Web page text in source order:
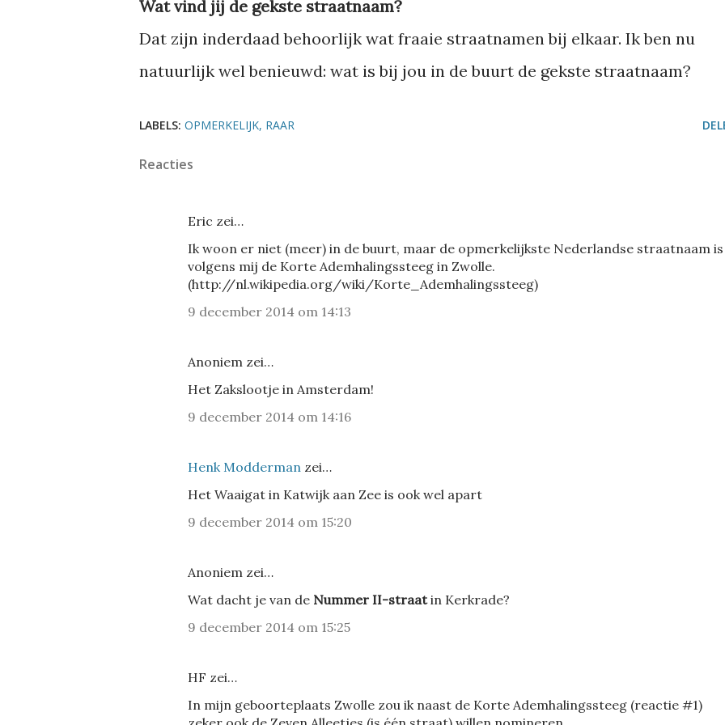
Wat vind jij de gekste straatnaam?
Dat zijn inderdaad behoorlijk wat fraaie straatnamen bij elkaar. Ik ben nu
natuurlijk wel benieuwd: wat is bij jou in de buurt de gekste straatnaam?
LABELS: OPMERKELIJK RAAR
Reacties
Eric zei…
Ik woon er niet (meer) in de buurt, maar de opmerkelijkste Nederlandse straatnaam is
volgens mij de Korte Ademhalingssteeg in Zwolle.
(http://nl.wikipedia.org/wiki/Korte_Ademhalingssteeg)
9 december 2014 om 14:13
Anoniem zei…
Het Zakslootje in Amsterdam!
9 december 2014 om 14:16
Henk Modderman zei…
Het Waaigat in Katwijk aan Zee is ook wel apart
9 december 2014 om 15:20
Anoniem zei…
Wat dacht je van de Nummer II-straatin Kerkrade?
9 december 2014 om 15:25
HF zei…
In mijn geboorteplaats Zwolle zou ik naast de Korte Ademhalingssteeg (reactie #1)